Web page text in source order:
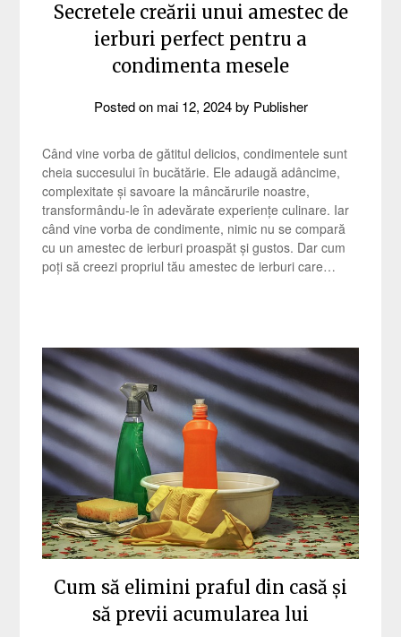
Secretele creării unui amestec de
ierburi perfect pentru a
condimenta mesele
Posted on mai 12, 2024by Publisher
Când vine vorba de gătitul delicios, condimentele sunt
cheia succesului în bucătărie. Ele adaugă adâncime,
complexitate și savoare la mâncărurile noastre,
transformându-le în adevărate experiențe culinare. Iar
când vine vorba de condimente, nimic nu se compară
cu un amestec de ierburi proaspăt și gustos. Dar cum
poți să creezi propriul tău amestec de ierburi care…
Cum să elimini praful din casă și
să previi acumularea lui